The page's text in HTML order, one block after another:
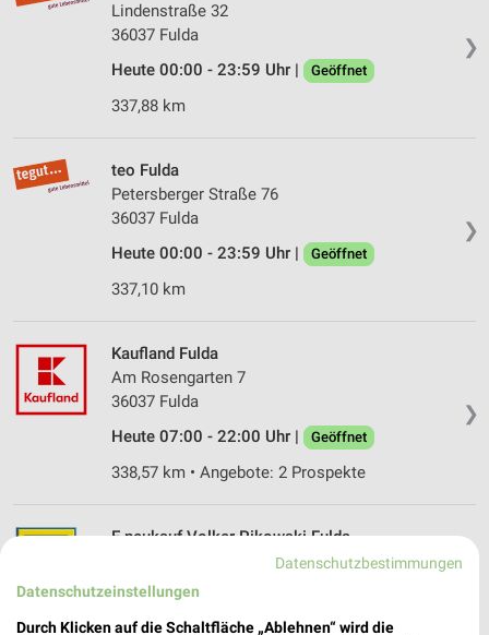
❯
Lindenstraße 32
36037 Fulda
Heute 00:00 - 23:59 Uhr |
Geöffnet
337,88 km
❯
teo Fulda
Petersberger Straße 76
36037 Fulda
Heute 00:00 - 23:59 Uhr |
Geöffnet
337,10 km
❯
Kaufland Fulda
Am Rosengarten 7
36037 Fulda
Heute 07:00 - 22:00 Uhr |
Geöffnet
338,57 km • Angebote: 2 Prospekte
E neukauf Volker Pikowski Fulda
36043 Fulda
Heute 07:00 - 22:00 Uhr |
Geöffnet
Datenschutzbestimmungen
Datenschutzeinstellungen
Durch Klicken auf die Schaltfläche „Ablehnen“ wird die